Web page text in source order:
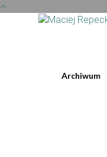
Archiwum